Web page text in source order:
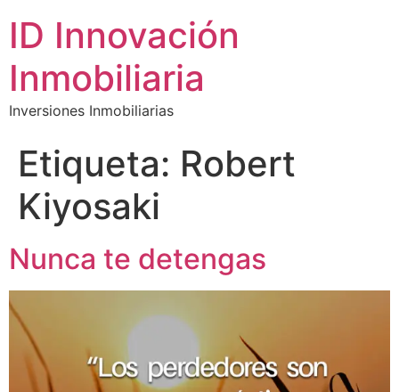
ID Innovación
Inmobiliaria
Inversiones Inmobiliarias
Etiqueta: Robert
Kiyosaki
Nunca te detengas